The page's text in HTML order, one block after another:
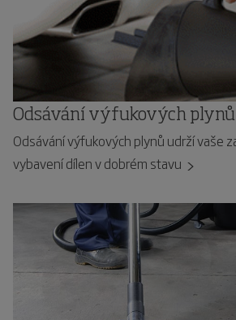
Odsávání výfukových plynů
Odsávání výfukových plynů udrží vaše
vybavení dílen v dobrém stavu